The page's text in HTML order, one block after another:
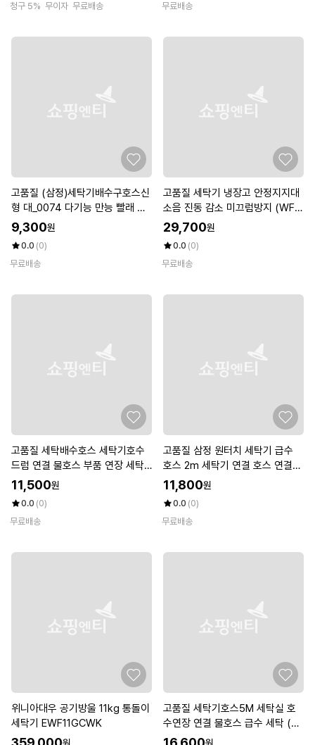
청구 5% 무이자 무료배송
무료배송
고품질 (삼정)세탁기배수구호스신
형 대_0074 다기능 만능 빨래 하
의 (WFFMKEB)
9,300원
0.0 (0)
무료배송
고품질 세탁기 냉장고 안정지지대
소음 진동 감소 미끄럼방지 (WFK
FFJU)
29,700원
0.0 (0)
무료배송
고품질 세탁배수호스 세탁기호수
드럼 연결 물호스 부품 연장 세탁
기호수연결 (W93C6FB)
11,500원
0.0 (0)
무료배송
고품질 삼정 원터치 세탁기 급수
호스 2m 세탁기 연결 호스 연결
(W9F3897)
11,800원
0.0 (0)
무료배송
위니아대우 공기방울 11kg 통돌이
세탁기 EWF11GCWK
원
고품질 세탁기호스5M 세탁실 호
수연장 연결 물호스 급수 세탁 (W
492427)원